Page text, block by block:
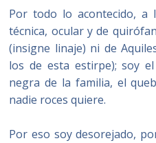
Por todo lo acontecido, a
técnica, ocular y de
(insigne linaje) ni de
los de esta estirpe); soy
negra de la familia, el
nadie roces quiere.
Por eso soy desorejado,